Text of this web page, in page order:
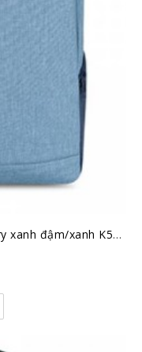
Balo laptop chính hãng Simple Carry xanh đậm/xanh K5 Navy/Blue